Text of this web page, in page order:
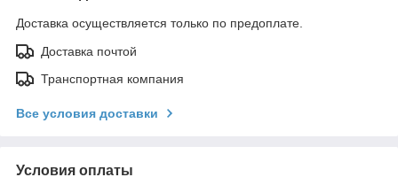
Доставка осуществляется только по предоплате.
Доставка почтой
Транспортная компания
Все условия доставки
Условия оплаты